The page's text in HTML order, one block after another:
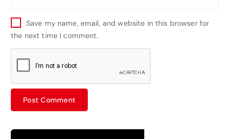
Save my name, email, and website in this browser for
the next time I comment.